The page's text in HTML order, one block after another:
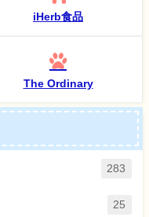
iHerb食品
The Ordinary
283
25